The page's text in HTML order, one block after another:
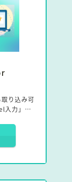
り込み可
力」の事
どのよう